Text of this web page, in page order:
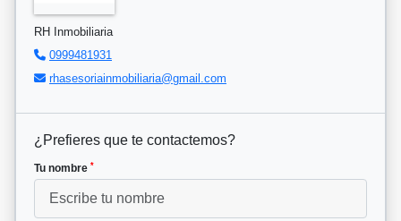
RH Inmobiliaria
0999481931
rhasesoriainmobiliaria@gmail.com
¿Prefieres que te contactemos?
Tu nombre *